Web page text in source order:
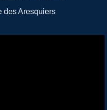
des Aresquiers